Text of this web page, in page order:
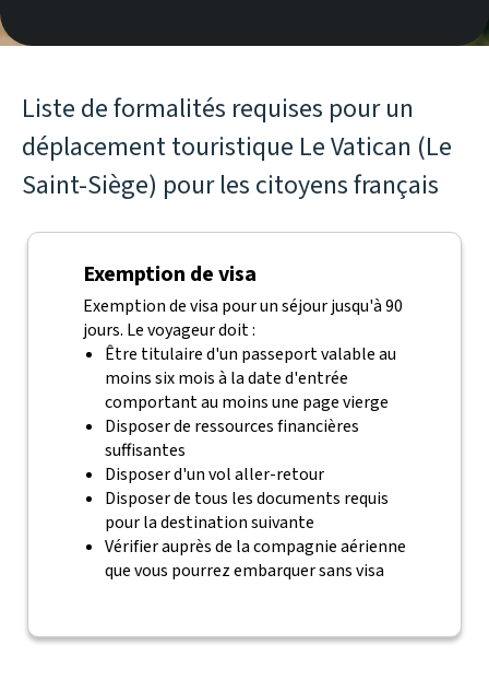
Liste de formalités requises pour un
déplacement touristique Le Vatican (Le
Saint-Siège) pour les citoyens français
Exemption de visa
Exemption de visa pour un séjour jusqu'à 90
jours. Le voyageur doit :
Être titulaire d'un passeport valable au
moins six mois à la date d'entrée
comportant au moins une page vierge
Disposer de ressources financières
suffisantes
Disposer d'un vol aller-retour
Disposer de tous les documents requis
pour la destination suivante
Vérifier auprès de la compagnie aérienne
que vous pourrez embarquer sans visa